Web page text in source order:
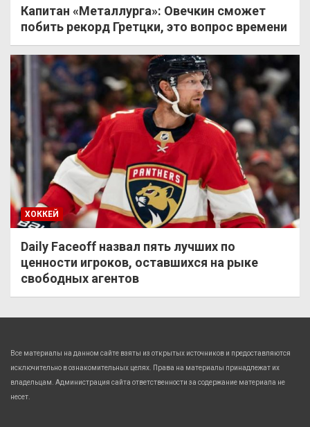
Капитан «Металлурга»: Овечкин сможет
побить рекорд Гретцки, это вопрос времени
ХОККЕЙ
Daily Faceoff назвал пять лучших по
ценности игроков, оставшихся на рыке
свободных агентов
Все материалы на данном сайте взяты из открытых источников и предоставляются
исключительно в ознакомительных целях. Права на материалы принадлежат их
владельцам. Администрация сайта ответственности за содержание материала не
несет.